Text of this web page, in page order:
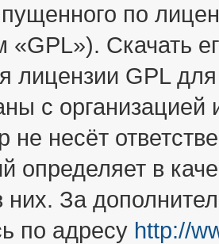
по
«GPL»). Скачать
лицензии GPL
с
не несёт
определяет в
них. За
по адресу http://